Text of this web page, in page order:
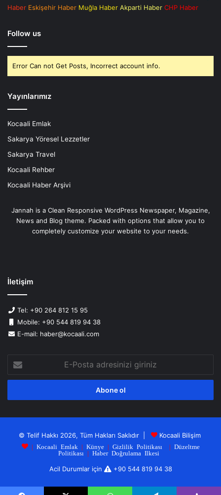
Haber Eskişehir Haber Muğla Haber Akparti Haber CHP Haber
Follow us
Error Can not Get Posts, Incorrect account info.
Yayınlarımız
Kocaali Emlak
Sakarya Yöresel Lezzetler
Sakarya Travel
Kocaali Rehber
Kocaali Haber Arşivi
Jannah is a Clean Responsive WordPress Newspaper, Magazine,
News and Blog theme. Packed with options that allow you to
completely customize your website to your needs.
İletişim
Tel: +90 264 812 15 95
Mobile: +90 544 819 94 38
E-mail: haber@kocaali.com
Posta
adresinizi
© Telif Hakkı 2026, Tüm Hakları Saklıdır | Kocaali Bilişim
| Kocaali Emlak | Künye| Gizlilik Politikası | Düzeltme
Politikası | Haber Doğrulama Ilkesi
Acil Durumlar için +90 544 819 94 38